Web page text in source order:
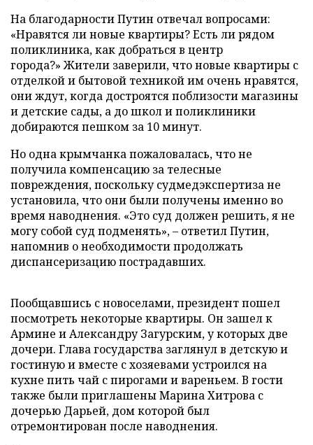
На благодарности Путин отвечал вопросами:
«Нравятся ли новые квартиры? Есть ли рядом
поликлиника, как добраться в центр
города?» Жители заверили, что новые квартиры с
отделкой и бытовой техникой им очень нравятся,
они ждут, когда достроятся поблизости магазины
и детские сады, а до школ и поликлиники
добираются пешком за 10 минут.
Но одна крымчанка пожаловалась, что не
получила компенсацию за телесные
повреждения, поскольку судмедэкспертиза не
установила, что они были получены именно во
время наводнения. «Это суд должен решить, я не
могу собой суд подменять», – ответил Путин,
напомнив о необходимости продолжать
диспансеризацию пострадавших.
Пообщавшись с новоселами, президент пошел
посмотреть некоторые квартиры. Он зашел к
Армине и Александру Загурским, у которых две
дочери. Глава государства заглянул в детскую и
гостиную и вместе с хозяевами устроился на
кухне пить чай с пирогами и вареньем. В гости
также были приглашены Марина Хитрова с
дочерью Дарьей, дом которой был
отремонтирован после наводнения.